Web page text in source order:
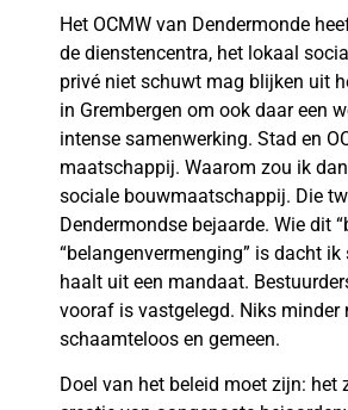
Het OCMW van Dendermonde
de dienstencentra, het lokaal
privé niet schuwt mag blijken uit
in Grembergen om ook daar een
intense samenwerking. Stad en
maatschappij. Waarom zou ik
sociale bouwmaatschappij. Die
Dendermondse bejaarde. Wie dit
“belangenvermenging” is dacht
haalt uit een mandaat.
vooraf is vastgelegd. Niks minder
schaamteloos en gemeen.
Doel van het beleid moet zijn: het